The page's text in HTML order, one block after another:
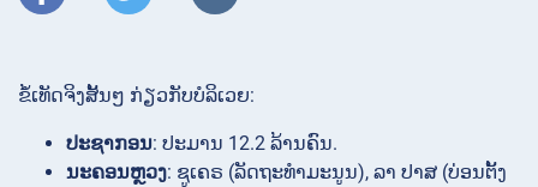
ຂໍ້ເທັດຈິງສັ້ນໆ ກ່ຽວກັບບໍລິເວຍ:
ປະຊາກອນ: ປະມານ 12.2 ລ້ານຄົນ.
ນະຄອນຫຼວງ: ຊູເຄຣ (ລັດຖະທຳມະນູນ), ລາ ປາສ (ບ່ອນຕັ້ງ